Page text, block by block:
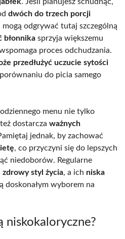
dwóch do trzech porcji
mogą odgrywać tutaj szczególną
błonnika sprzyja większemu
proces odchudzania.
przedłużyć uczucie sytości
do picia samego
menu nie tylko
dostarcza ważnych
jednak, by zachować
, co przyczyni się do lepszych
niedoborów. Regularne
zdrowy styl życia, a ich niska
doskonałym wyborem na
niskokaloryczne?